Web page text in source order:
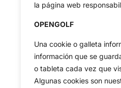
la página web
OPENGOLF
Una cookie o galleta
información que se
o tableta cada vez que
Algunas cookies son